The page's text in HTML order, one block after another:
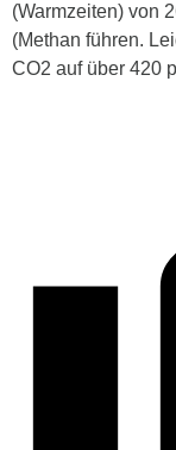
(Warmzeiten) von
(Methan führen.
CO2 auf über 420